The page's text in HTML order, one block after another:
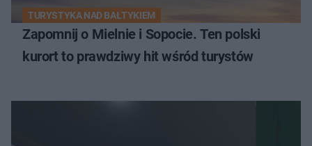
TURYSTYKA NAD BAŁTYKIEM
Zapomnij o Mielnie i Sopocie. Ten polski
kurort to prawdziwy hit wśród turystów